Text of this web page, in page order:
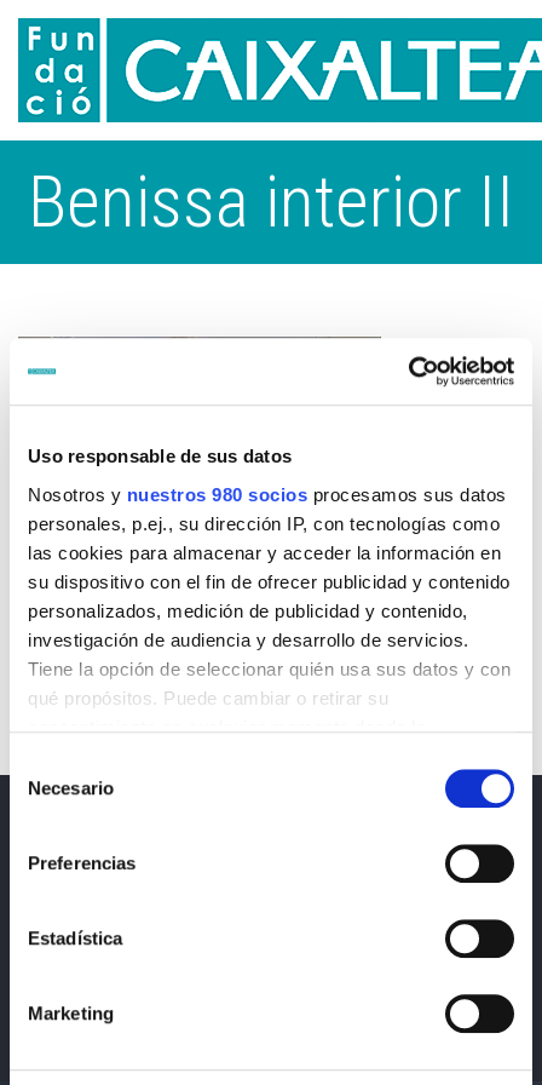
Uso responsable de sus datos
Nosotros y nuestros 980 socios procesamos sus datos
personales, p.ej., su dirección IP, con tecnologías como
las cookies para almacenar y acceder la información en
su dispositivo con el fin de ofrecer publicidad y contenido
personalizados, medición de publicidad y contenido,
investigación de audiencia y desarrollo de servicios.
Tiene la opción de seleccionar quién usa sus datos y con
qué propósitos. Puede cambiar o retirar su
consentimiento.
Obtenga más información sobre cómo se procesan sus
datos personales y establezca sus preferencias en la
consentimiento en cualquier momento en la Declaración
Las cookies de este sitio web se usan para personalizar
sociales y analizar el tráfico. Además, compartimos
Necesario
Preferencias
Estadística
Marketing
Benissa interior II
cookies